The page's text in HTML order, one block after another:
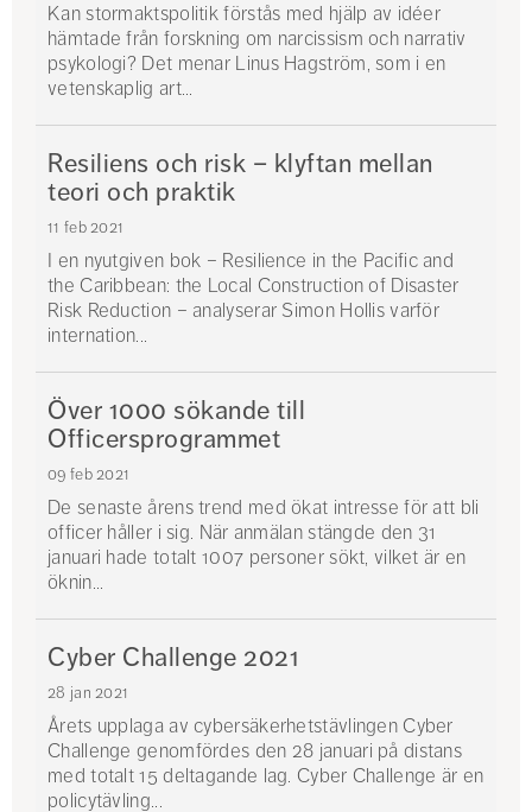
Kan stormaktspolitik förstås med hjälp av idéer
hämtade från forskning om narcissism och narrativ
psykologi? Det menar Linus Hagström, som i en
vetenskaplig art...
Resiliens och risk – klyftan mellan
teori och praktik
11 feb 2021
I en nyutgiven bok – Resilience in the Pacific and
the Caribbean: the Local Construction of Disaster
Risk Reduction – analyserar Simon Hollis varför
internation...
Över 1000 sökande till
Officersprogrammet
09 feb 2021
De senaste årens trend med ökat intresse för att bli
officer håller i sig. När anmälan stängde den 31
januari hade totalt 1007 personer sökt, vilket är en
öknin...
Cyber Challenge 2021
28 jan 2021
Årets upplaga av cybersäkerhetstävlingen Cyber
Challenge genomfördes den 28 januari på distans
med totalt 15 deltagande lag. Cyber Challenge är en
policytävling...